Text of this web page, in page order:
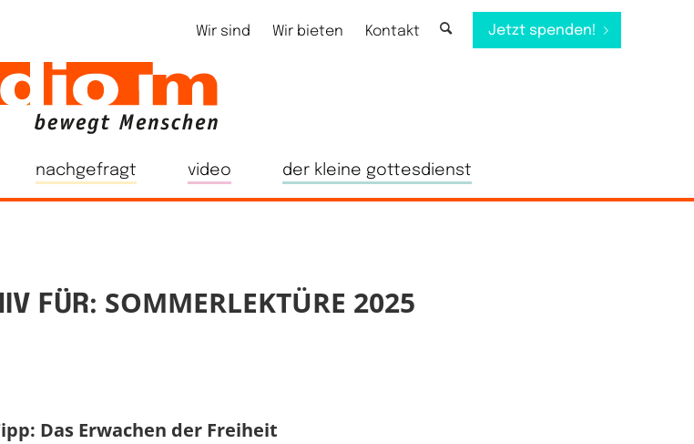
Wir sind Wir bieten Kontakt Jetzt spenden!
nachgefragt video der kleine gottesdienst
FÜR: SOMMERLEKTÜRE 2025
Das Erwachen der Freiheit